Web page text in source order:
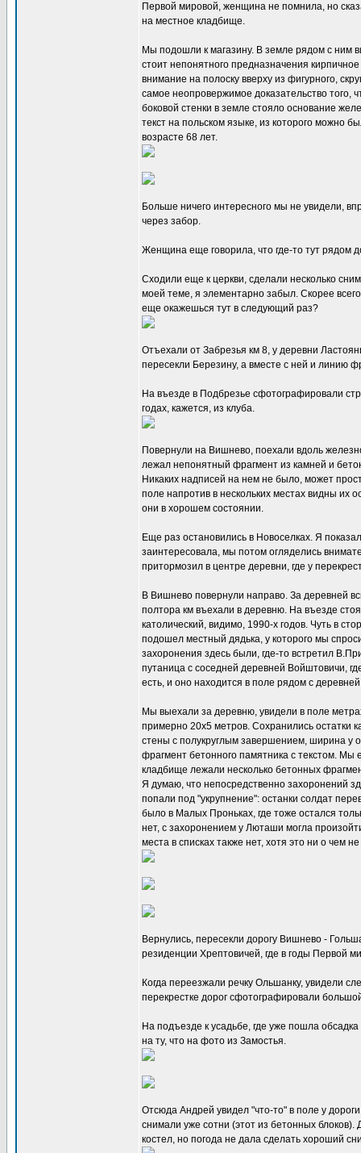
Первой мировой, женщина не помнила, но
на местное кладбище.
Мы подошли к магазину. В земле рядом с ним
стоит непонятного предназначения
внимание на полоску вверху из фигурного,
самое неопровержимое доказательство того,
боковой стенки в земле стояло основание
текст на польском языке, из которого можно
возрасте 68 лет.
Больше ничего интересного мы не увидели,
через забор.
Женщина еще говорила, что где-то тут рядом
Сходили еще к церкви, сделали несколько
моей теме, я элементарно забыл. Скорее
еще окажешься тут в следующий раз?
Отъехали от Забрезья км 8, у деревни
пересекли Березину, а вместе с ней и линию
На въезде в Подбрезье сфотографировали
годах, кажется, из клуба.
Повернули на Вишнево, поехали вдоль
лежал непонятный фрагмент из камней и
Никаких надписей на нем не было, может
поле напротив в нескольких местах видны их
они в хорошем состоянии.
Еще раз остановились в Новоселках. Я
заинтересовала, мы потом огляделись
притормозил в центре деревни, где у
В Вишнево повернули направо. За деревней
полтора км въехали в деревню. На въезде
католический, видимо, 1990-х годов. Чуть в
подошел местный дядька, у которого мы
захоронения здесь были, где-то встретил
путаница с соседней деревней Войштовичи,
есть, и оно находится в поле рядом с
Мы выехали за деревню, увидели в поле
примерно 20х5 метров. Сохранились остатки
стены с полукруглым завершением, ширина у
фрагмент бетонного памятника с текстом. Мы
кладбище лежали несколько бетонных
Я думаю, что непосредственно захоронений
попали под "укрупнение": останки солдат
было в Малых Проньках, где тоже остался
нет, с захоронением у Люташи могла
места в списках также нет, хотя это ни о чем не
Вернулись, пересекли дорогу Вишнево -
резиденции Хрептовичей, где в годы Первой
Когда переезжали речку Ольшанку, увидели
перекрестке дорог сфотографировали
На подъезде к усадьбе, где уже пошла
на ту, что на фото из Замостья.
Отсюда Андрей увидел "что-то" в поле у
снимали уже сотни (этот из бетонных
костел, но погода не дала сделать хороший